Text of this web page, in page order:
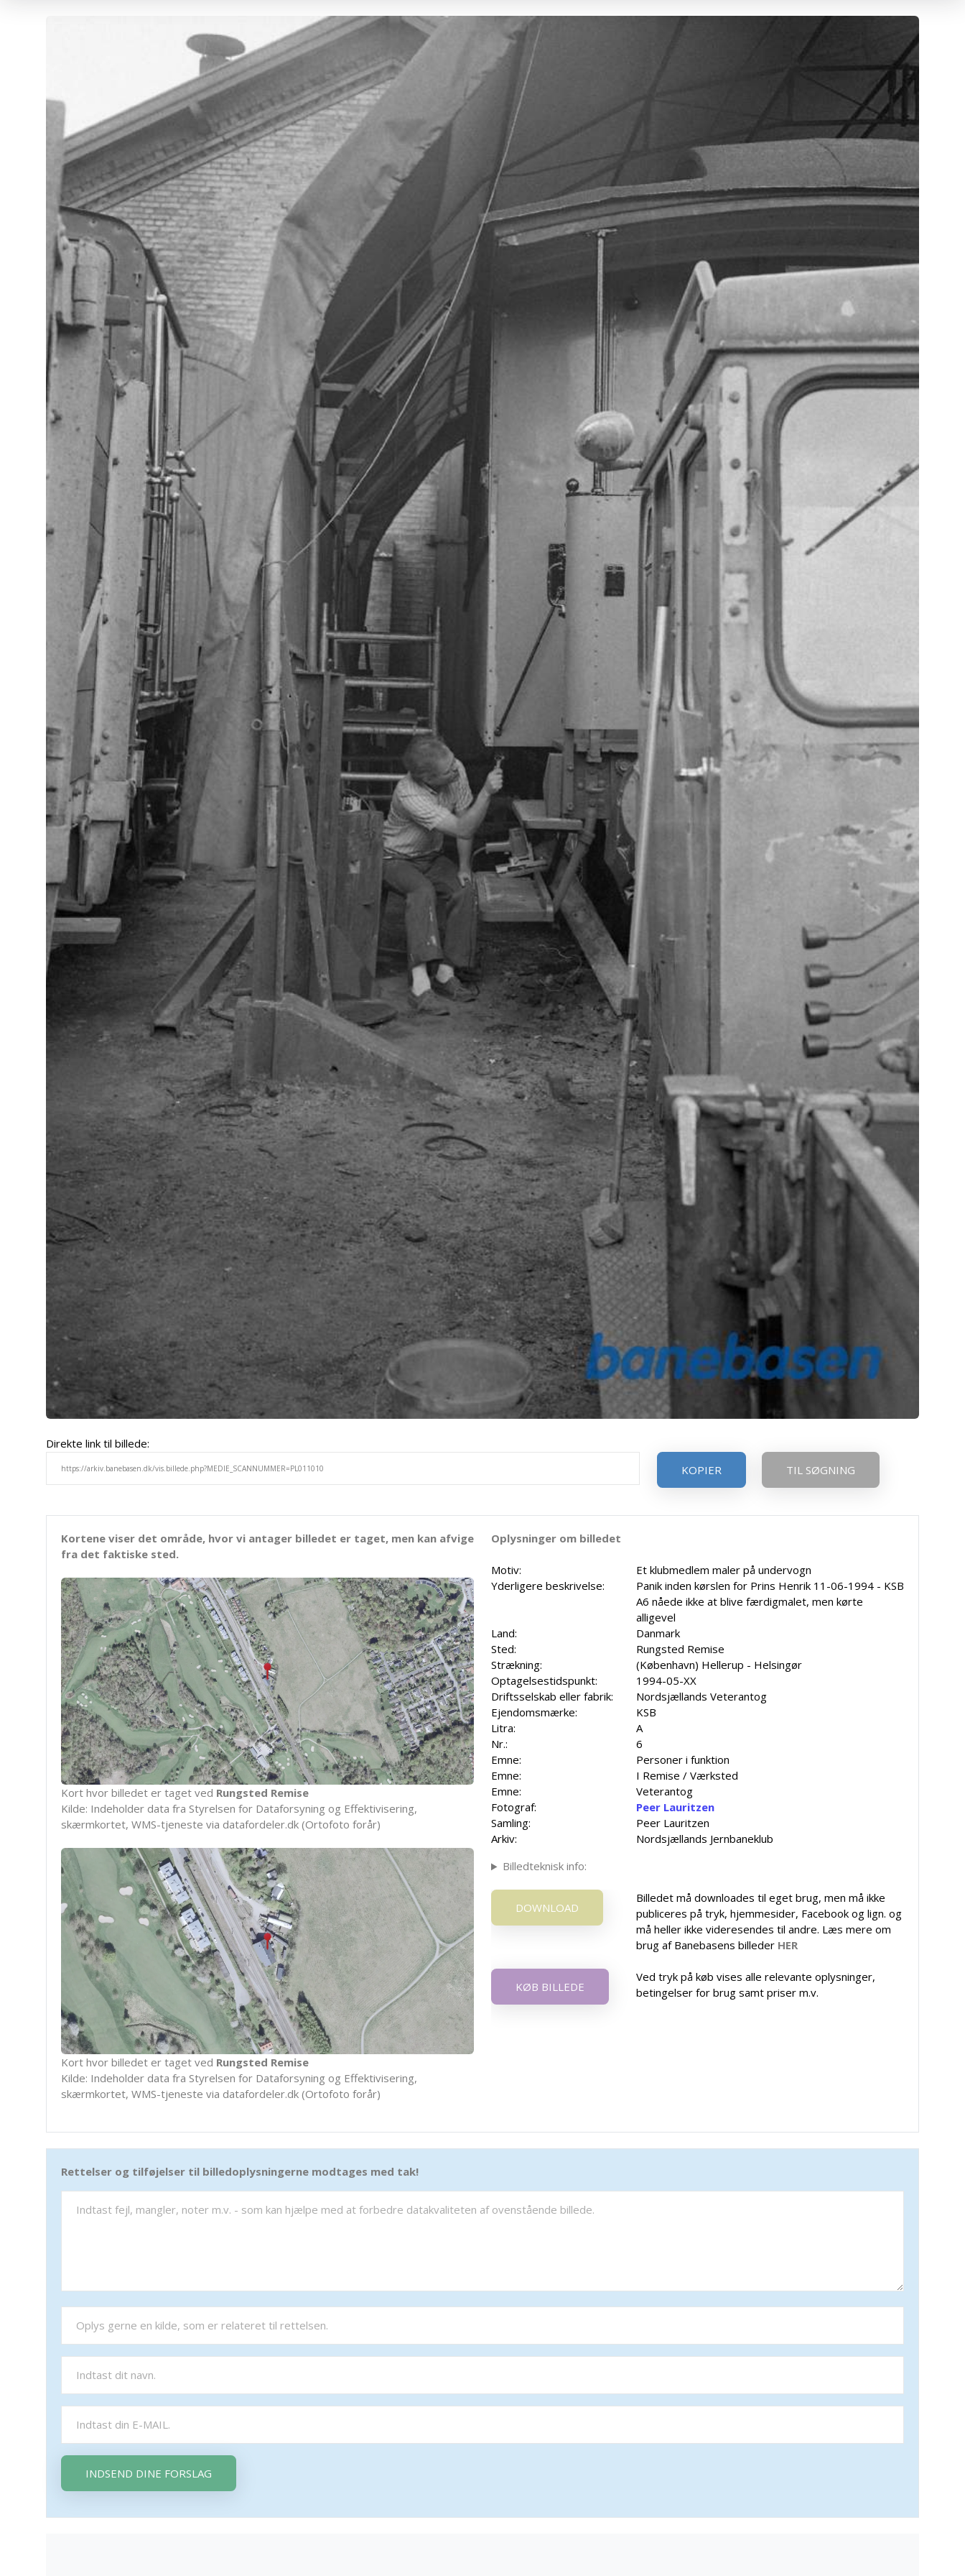
Direkte link til billede:
KOPIER
TIL SØGNING
Kortene viser det område, hvor vi antager billedet er taget, men kan afvige
fra det faktiske sted.
Kort hvor billedet er taget ved Rungsted Remise
Kilde: Indeholder data fra Styrelsen for Dataforsyning og Effektivisering,
skærmkortet, WMS-tjeneste via datafordeler.dk (Ortofoto forår)
Kort hvor billedet er taget ved Rungsted Remise
Kilde: Indeholder data fra Styrelsen for Dataforsyning og Effektivisering,
skærmkortet, WMS-tjeneste via datafordeler.dk (Ortofoto forår)
Oplysninger om billedet
Motiv:
Et klubmedlem maler på undervogn
Yderligere beskrivelse:
Panik inden kørslen for Prins Henrik 11-06-1994 - KSB
A6 nåede ikke at blive færdigmalet, men kørte
alligevel
Land:
Danmark
Sted:
Rungsted Remise
Strækning:
(København) Hellerup - Helsingør
Optagelsestidspunkt:
1994-05-XX
Driftsselskab eller fabrik:
Nordsjællands Veterantog
Ejendomsmærke:
KSB
Litra:
A
Nr.:
6
Emne:
Personer i funktion
Emne:
I Remise / Værksted
Emne:
Veterantog
Fotograf:
Peer Lauritzen
Samling:
Peer Lauritzen
Arkiv:
Nordsjællands Jernbaneklub
Billedteknisk info:
DOWNLOAD
Billedet må downloades til eget brug, men må ikke
publiceres på tryk, hjemmesider, Facebook og lign. og
må heller ikke videresendes til andre. Læs mere om
brug af Banebasens billeder HER
KØB BILLEDE
Ved tryk på køb vises alle relevante oplysninger,
betingelser for brug samt priser m.v.
Rettelser og tilføjelser til billedoplysningerne modtages med tak!
INDSEND DINE FORSLAG